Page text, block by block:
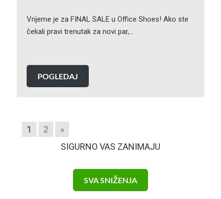
Vrijeme je za FINAL SALE u Office Shoes! Ako ste
čekali pravi trenutak za novi par,…
POGLEDAJ
1 2
»
SIGURNO VAS ZANIMAJU
SVA SNIŽENJA